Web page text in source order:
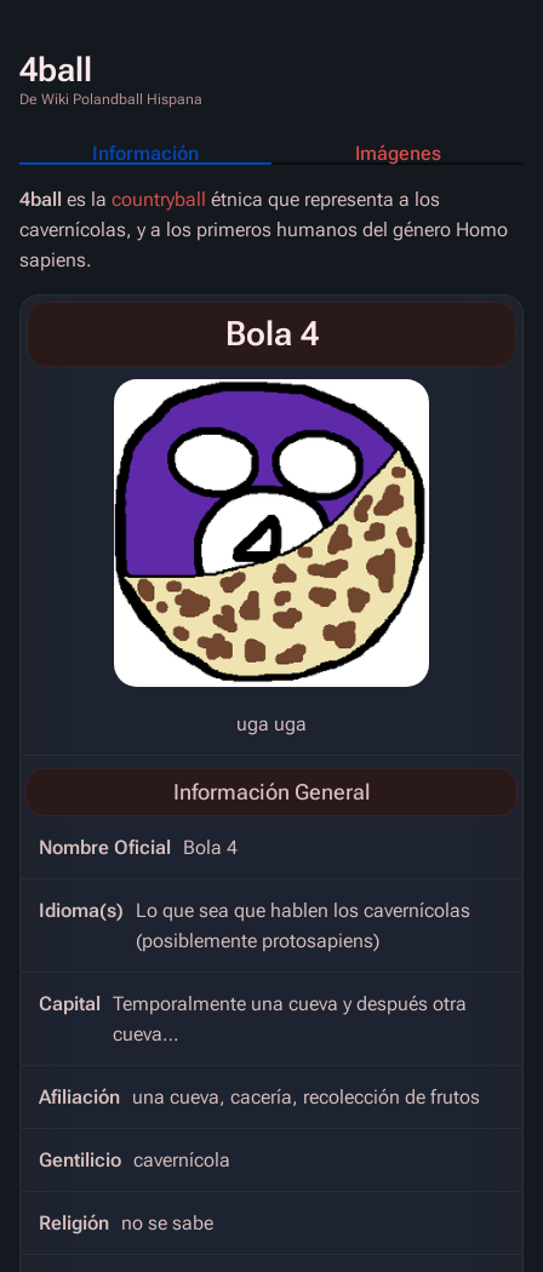
4ball
De Wiki Polandball Hispana
Información
Imágenes
4ball es la countryball étnica que representa a los
cavernícolas, y a los primeros humanos del género Homo
sapiens.
Bola 4
uga uga
Información General
Nombre Oficial Bola 4
Idioma(s)
Lo que sea que hablen los cavernícolas
(posiblemente protosapiens)
Capital Temporalmente una cueva y después otra
cueva…
Afiliación una cueva, cacería, recolección de frutos
Gentilicio cavernícola
Religión no se sabe